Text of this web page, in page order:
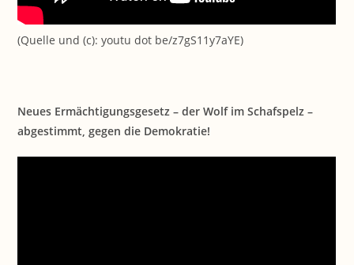
(Quelle und (c): youtu dot be/z7gS11y7aYE)
Neues Ermächtigungsgesetz – der Wolf im Schafspelz –
abgestimmt, gegen die Demokratie!